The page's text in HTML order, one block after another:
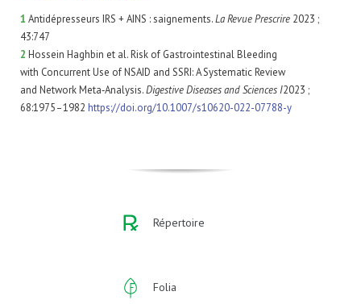
1 Antidépresseurs IRS + AINS : saignements.La Revue Prescrire 2023 ;
43:747
2 Hossein Haghbin et al. Risk of Gastrointestinal Bleeding
with Concurrent Use of NSAID and SSRI: A Systematic Review
and Network Meta‑Analysis.Digestive Diseases and Sciences I2023 ;
68:1975–1982 https://doi.org/10.1007/s10620-022-07788-y
Répertoire
Folia